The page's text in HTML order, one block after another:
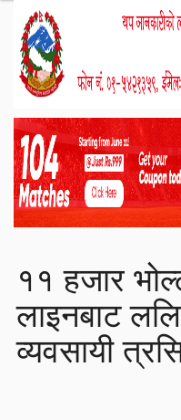
११ हजार
लाइनबाट
व्यवसायी